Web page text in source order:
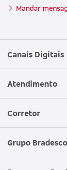
Mandar
Canais Digitais
Aplicativo
WhatsApp
Atendimento
Central de
SAC Bradesco
Corretor
Seja um corretor
Grupo